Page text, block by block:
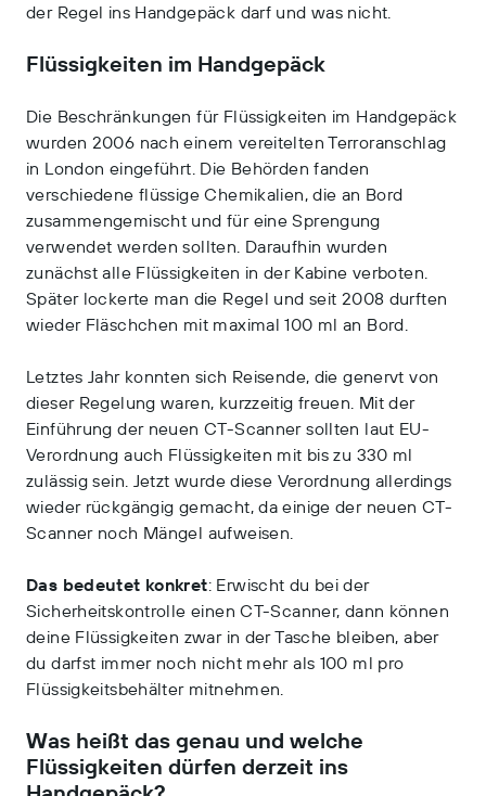
der Regel ins Handgepäck darf und was nicht.
Flüssigkeiten im Handgepäck
Die Beschränkungen für Flüssigkeiten im Handgepäck
wurden 2006 nach einem vereitelten Terroranschlag
in London eingeführt. Die Behörden fanden
verschiedene flüssige Chemikalien, die an Bord
zusammengemischt und für eine Sprengung
verwendet werden sollten. Daraufhin wurden
zunächst alle Flüssigkeiten in der Kabine verboten.
Später lockerte man die Regel und seit 2008 durften
wieder Fläschchen mit maximal 100 ml an Bord.
Letztes Jahr konnten sich Reisende, die genervt von
dieser Regelung waren, kurzzeitig freuen. Mit der
Einführung der neuen CT-Scanner sollten laut EU-
Verordnung auch Flüssigkeiten mit bis zu 330 ml
zulässig sein. Jetzt wurde diese Verordnung allerdings
wieder rückgängig gemacht, da einige der neuen CT-
Scanner noch Mängel aufweisen.
Das bedeutet konkret: Erwischt du bei der
Sicherheitskontrolle einen CT-Scanner, dann können
deine Flüssigkeiten zwar in der Tasche bleiben, aber
du darfst immer noch nicht mehr als 100 ml pro
Flüssigkeitsbehälter mitnehmen.
Was heißt das genau und welche
Flüssigkeiten dürfen derzeit ins